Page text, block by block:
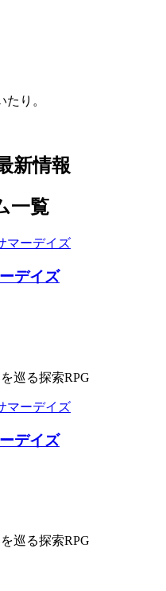
り。
新情報
一覧
デイズ
巡る探索RPG
デイズ
巡る探索RPG